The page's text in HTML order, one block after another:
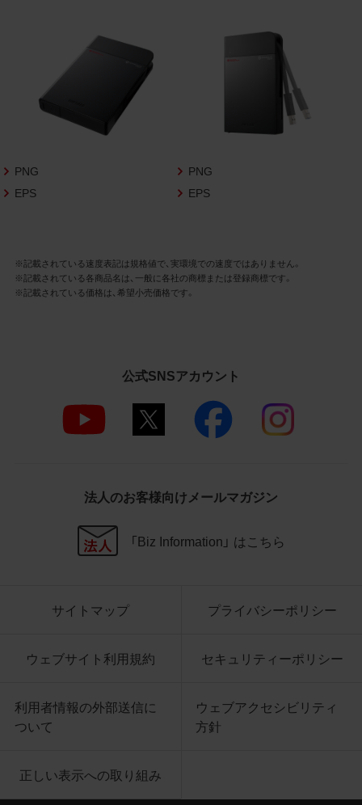
除き、上記の目的、利用方法以外に商品写真
データを利用することはできません。
お客様は、商品写真データの利用に際し、次
の各号に掲げる事項を遵守するものとしま
商品写真データの全部又は一部の譲
渡、貸与、再利用許諾、改変、著作権表
等）を併記する等の方法により、商品
写真データに表示されている商品が、
当社の商品であることを特定できる
それらを除去しないこと
商品写真データを当社HPのトップ
ページ以外のサイトとのリンクとし
て利用しないこと
商品写真データを他社のロゴ又は他
利用を行わないこと
いと看者が判断することを困難とす
るような態様で、商品写真データを利
4.免責事項
適合性、有用性、最新性、第三者権利の非侵
て発生した一切の損害について、当社はそ
の賠償の責任を負いません。また、商品写
を中止することがありますのでご了承くだ
さい。
PNG
EPS
PNG
EPS
※記載されている速度表記は規格値で、実環境での速度ではありません。
※記載されている各商品名は、一般に各社の商標または登録商標です。
※記載されている価格は、希望小売価格です。
公式SNSアカウント
法人のお客様向けメールマガジン
「Biz Information」 はこちら
サイトマップ プライバシーポリシー
ウェブサイト利用規約 セキュリティーポリシー
利用者情報の外部送信に
ついて
ウェブアクセシビリティ
方針
正しい表示への取り組み